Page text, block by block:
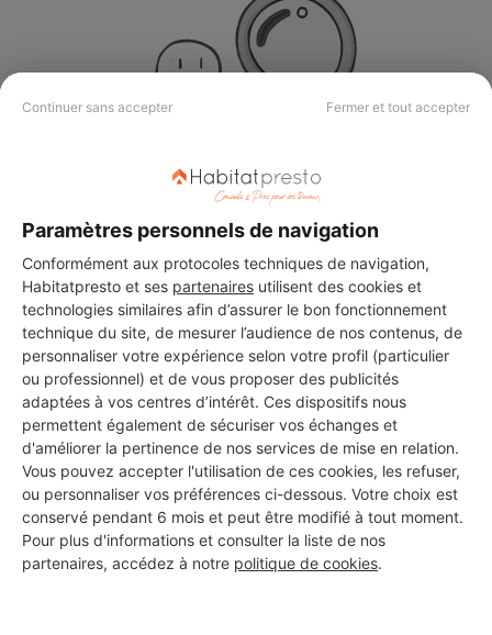
Continuer sans accepter Fermer et tout accepter
Paramètres personnels de navigation
Conformément aux protocoles techniques de navigation,
Habitatpresto et ses partenaires utilisent des cookies et
technologies similaires afin d’assurer le bon fonctionnement
technique du site, de mesurer l’audience de nos contenus, de
personnaliser votre expérience selon votre profil (particulier
ou professionnel) et de vous proposer des publicités
adaptées à vos centres d’intérêt. Ces dispositifs nous
permettent également de sécuriser vos échanges et
d'améliorer la pertinence de nos services de mise en relation.
Vous pouvez accepter l'utilisation de ces cookies, les refuser,
ou personnaliser vos préférences ci-dessous. Votre choix est
conservé pendant 6 mois et peut être modifié à tout moment.
Pour plus d'informations et consulter la liste de nos
partenaires, accédez à notre politique de cookies.
Aucun autre professionnel disponible dans cette zone
géographique.
PROFESSIONNEL, VOUS
SOUHAITEZ NOUS
REJOINDRE ?